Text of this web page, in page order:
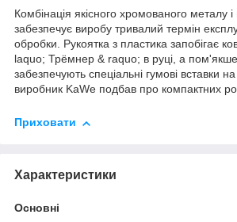
Комбінація якісного хромованого металу і
забезпечує виробу тривалий термін
обробки. Рукоятка з пластика запобігає
laquo; Трёмнер & raquo; в руці, а
забезпечують спеціальні гумові вставки
виробник KaWe подбав про компактних
Приховати
Характеристики
Основні